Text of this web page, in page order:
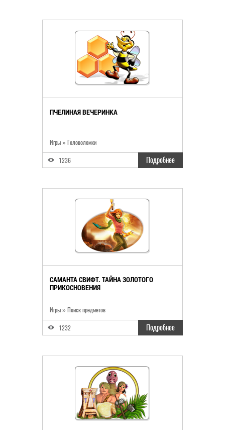
ПЧЕЛИНАЯ ВЕЧЕРИНКА
Игры» Головоломки
1236 Подробнее
САМАНТА СВИФТ. ТАЙНА ЗОЛОТОГО
ПРИКОСНОВЕНИЯ
Игры» Поиск предметов
1232 Подробнее